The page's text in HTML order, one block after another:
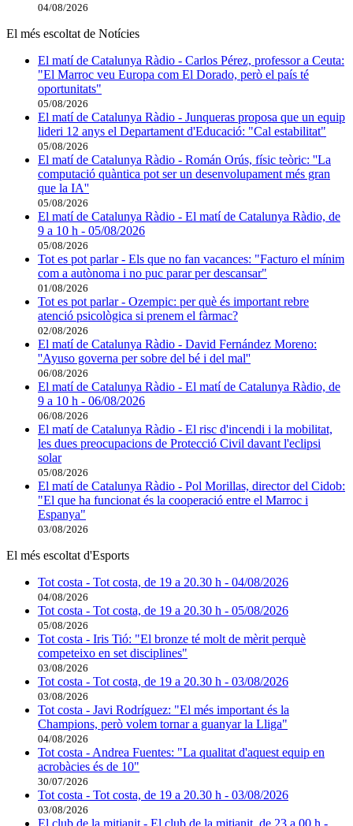
04/08/2026
El més escoltat de Notícies
El matí de Catalunya Ràdio - Carlos Pérez, professor a Ceuta:
"El Marroc veu Europa com El Dorado, però el país té
oportunitats"
05/08/2026
El matí de Catalunya Ràdio - Junqueras proposa que un equip
lideri 12 anys el Departament d'Educació: "Cal estabilitat"
05/08/2026
El matí de Catalunya Ràdio - Román Orús, físic teòric: ''La
computació quàntica pot ser un desenvolupament més gran
que la IA''
05/08/2026
El matí de Catalunya Ràdio - El matí de Catalunya Ràdio, de
9 a 10 h - 05/08/2026
05/08/2026
Tot es pot parlar - Els que no fan vacances: "Facturo el mínim
com a autònoma i no puc parar per descansar"
01/08/2026
Tot es pot parlar - Ozempic: per què és important rebre
atenció psicològica si prenem el fàrmac?
02/08/2026
El matí de Catalunya Ràdio - David Fernández Moreno:
''Ayuso governa per sobre del bé i del mal''
06/08/2026
El matí de Catalunya Ràdio - El matí de Catalunya Ràdio, de
9 a 10 h - 06/08/2026
06/08/2026
El matí de Catalunya Ràdio - El risc d'incendi i la mobilitat,
les dues preocupacions de Protecció Civil davant l'eclipsi
solar
05/08/2026
El matí de Catalunya Ràdio - Pol Morillas, director del Cidob:
"El que ha funcionat és la cooperació entre el Marroc i
Espanya"
03/08/2026
El més escoltat d'Esports
Tot costa - Tot costa, de 19 a 20.30 h - 04/08/2026
04/08/2026
Tot costa - Tot costa, de 19 a 20.30 h - 05/08/2026
05/08/2026
Tot costa - Iris Tió: "El bronze té molt de mèrit perquè
competeixo en set disciplines"
03/08/2026
Tot costa - Tot costa, de 19 a 20.30 h - 03/08/2026
03/08/2026
Tot costa - Javi Rodríguez: "El més important és la
Champions, però volem tornar a guanyar la Lliga"
04/08/2026
Tot costa - Andrea Fuentes: "La qualitat d'aquest equip en
acrobàcies és de 10"
30/07/2026
Tot costa - Tot costa, de 19 a 20.30 h - 03/08/2026
03/08/2026
El club de la mitjanit - El club de la mitjanit, de 23 a 00 h -